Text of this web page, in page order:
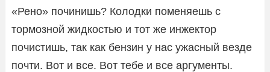
«Рено» починишь? Колодки поменяешь с
тормозной жидкостью и тот же инжектор
почистишь, так как бензин у нас ужасный везде
почти. Вот и все. Вот тебе и все аргументы.